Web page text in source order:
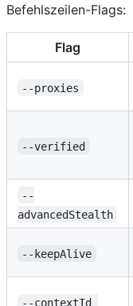
Befehlszeilen-Flags:
Flag
--proxies
--verified
--
advancedStealth
--keepAlive
--contextId